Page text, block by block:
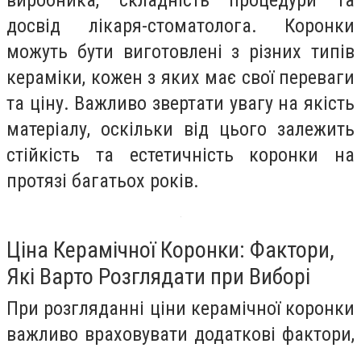
досвід лікаря-стоматолога. Коронки
можуть бути виготовлені з різних типів
кераміки, кожен з яких має свої переваги
та ціну. Важливо звертати увагу на якість
матеріалу, оскільки від цього залежить
стійкість та естетичність коронки на
протязі багатьох років.
Ціна Керамічної Коронки: Фактори,
Які Варто Розглядати при Виборі
При розгляданні ціни керамічної коронки
важливо враховувати додаткові фактори,